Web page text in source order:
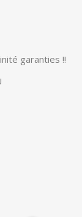
garanties !!